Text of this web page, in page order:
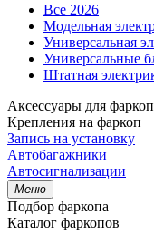
Все 2026
Модельная
Универсальная
Универсальные
Штатная
Аксессуары для
Крепления на фаркоп
Запись на установку
Автобагажники
Автосигнализации
Меню
Подбор фаркопа
Каталог фаркопов